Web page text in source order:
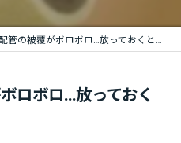
の被覆がボロボロ…放っておくとどうなるの？
ロボロ…放っておく